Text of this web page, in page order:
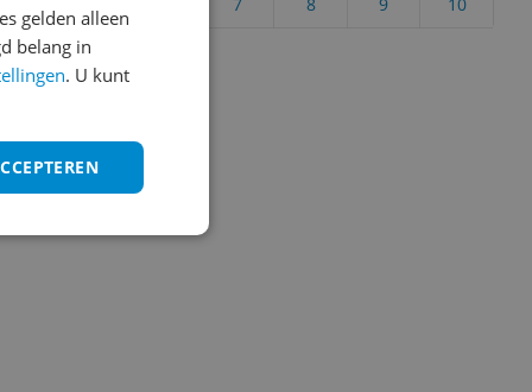
Vraag 1 van 4
gelden alleen
belang in
. U kunt